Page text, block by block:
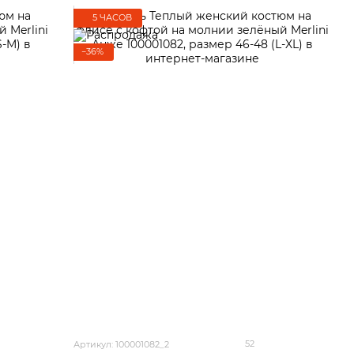
5 ЧАСОВ
−36%
Артикул: 100001082_2 52